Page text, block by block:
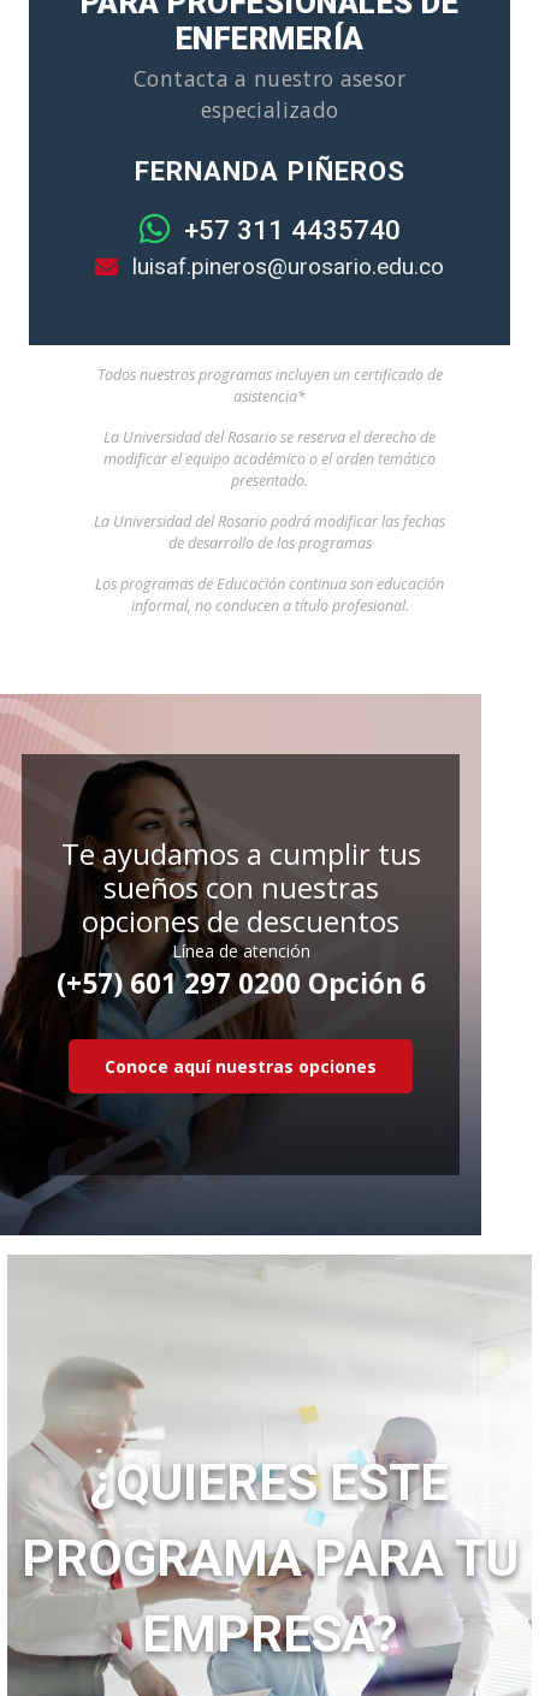
ENFERMERÍA
Contacta a nuestro asesor
especializado
FERNANDA PIÑEROS
+57 311 4435740
luisaf.pineros@urosario.edu.co
Todos nuestros programas incluyen un certificado de
asistencia*
La Universidad del Rosario se reserva el derecho de
modificar el equipo académico o el orden temático
presentado.
La Universidad del Rosario podrá modificar las fechas
de desarrollo de los programas
Los programas de Educación continua son educación
informal, no conducen a título profesional.
Te ayudamos a cumplir tus
sueños con nuestras
opciones de descuentos
Línea de atención
(+57) 601 297 0200 Opción 6
Conoce aquí nuestras opciones
¿QUIERES ESTE
PROGRAMA PARA TU
EMPRESA?